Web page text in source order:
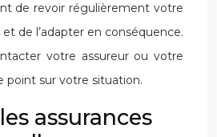
de revoir régulièrement votre
et de l’adapter en conséquence.
votre assureur ou votre
point sur votre situation.
assurances